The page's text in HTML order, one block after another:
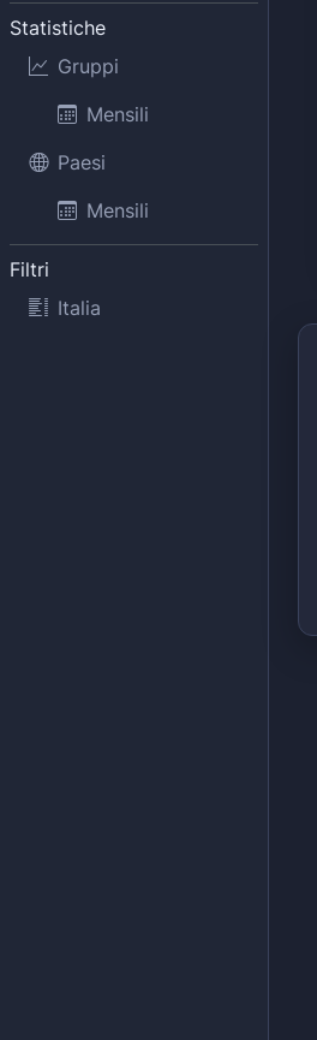
Statistiche
Gruppi
Mensili
Paesi
Mensili
Filtri
Italia